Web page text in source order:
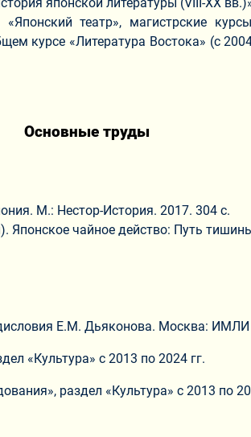
театр», магистрские
курсе «Литература Востока» (с
Основные труды
М.: Нестор-История. 2017. 304 с.
чайное действо: Путь
Е.М. Дьяконова. Москва: ИМЛИ
«Культура» с 2013 по 2024 гг.
раздел «Культура» с 2013 по